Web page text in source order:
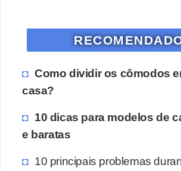
Como dividir os cômodos
casa?
10 dicas para modelos de
e baratas
10 principais problemas